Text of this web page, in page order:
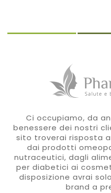
Ci occupiamo, da
benessere dei nostri
sito troverai risposta
dai prodotti
nutraceutici, dagli
per diabetici ai
disposizione avrai
brand a